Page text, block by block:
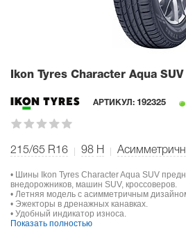
Ikon Tyres Character Aqua SUV
АРТИКУЛ: 192325
215/65 R16 98 H
• Шины Ikon Tyres Character Aqua SUV
внедорожников, машин SUV, кроссоверов.
• Летняя модель с асимметричным
• Эжекторы в дренажных канавках.
• Удобный индикатор износа.
Показать полностью